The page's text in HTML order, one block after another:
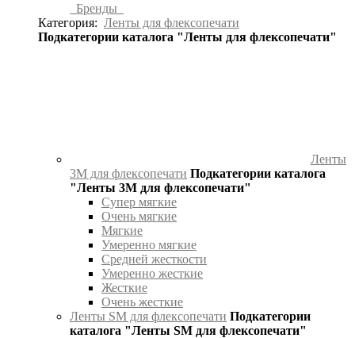
Бренды
Категория: Ленты для флексопечати
Подкатегории каталога "Ленты для флексопечати"
Ленты
3М для флексопечати Подкатегории каталога
"Ленты 3М для флексопечати"
Супер мягкие
Очень мягкие
Мягкие
Умеренно мягкие
Средней жесткости
Умеренно жесткие
Жесткие
Очень жесткие
Ленты SM для флексопечати Подкатегории
каталога "Ленты SM для флексопечати"